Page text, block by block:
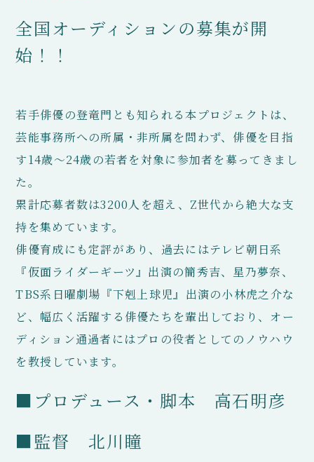
全国オーディションの募集が開
始！！
若手俳優の登竜門とも知られる本プロジェクトは、
芸能事務所への所属・非所属を問わず、俳優を目指
す14歳〜24歳の若者を対象に参加者を募ってきまし
た。
累計応募者数は3200人を超え、Z世代から絶大な支
持を集めています。
俳優育成にも定評があり、過去にはテレビ朝日系
『仮面ライダーギーツ』出演の簡秀吉、星乃夢奈、
TBS系日曜劇場『下剋上球児』出演の小林虎之介な
ど、幅広く活躍する俳優たちを輩出しており、オー
ディション通過者にはプロの役者としてのノウハウ
を教授しています。
■プロデュース・脚本 高石明彦
■監督 北川瞳